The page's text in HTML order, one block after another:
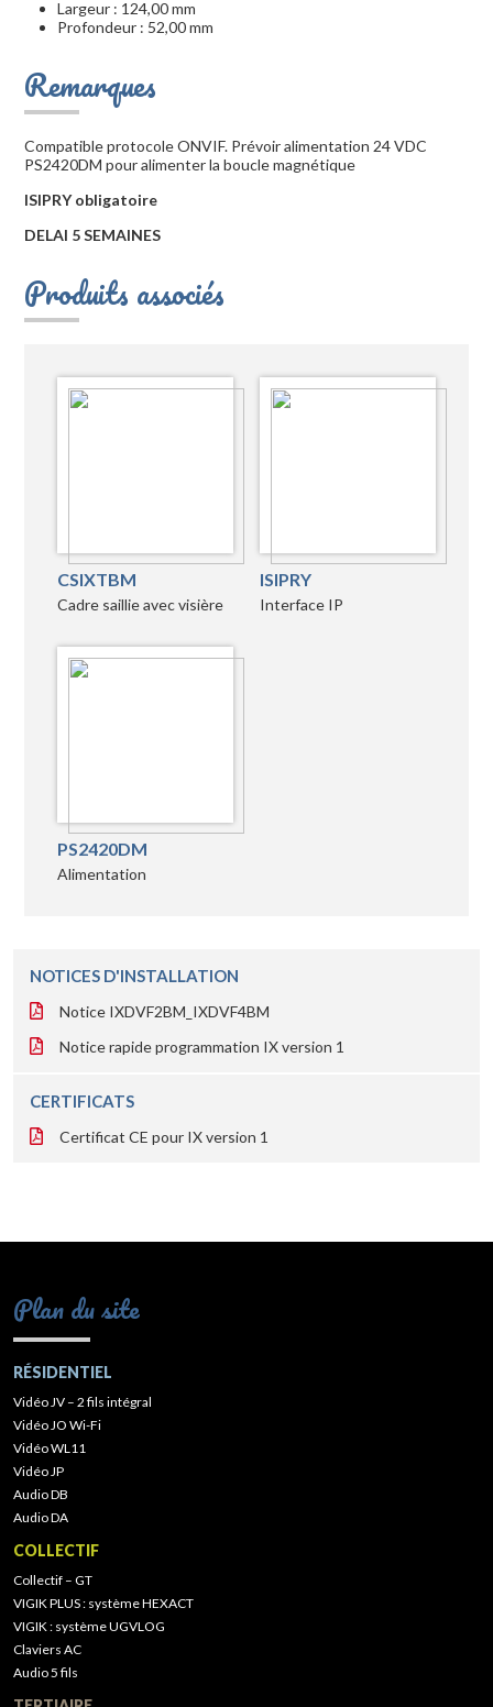
Largeur : 124,00 mm
Profondeur : 52,00 mm
Remarques
Compatible protocole ONVIF. Prévoir alimentation 24 VDC
PS2420DM pour alimenter la boucle magnétique
ISIPRY obligatoire
DELAI 5 SEMAINES
Produits associés
CSIXTBM
Cadre saillie avec visière
ISIPRY
Interface IP
PS2420DM
Alimentation
NOTICES D'INSTALLATION
Notice IXDVF2BM_IXDVF4BM
Notice rapide programmation IX version 1
CERTIFICATS
Certificat CE pour IX version 1
Plan du site
RÉSIDENTIEL
Vidéo JV – 2 fils intégral
Vidéo JO Wi-Fi
Vidéo WL11
Vidéo JP
Audio DB
Audio DA
COLLECTIF
Collectif – GT
VIGIK PLUS : système HEXACT
VIGIK : système UGVLOG
Claviers AC
Audio 5 fils